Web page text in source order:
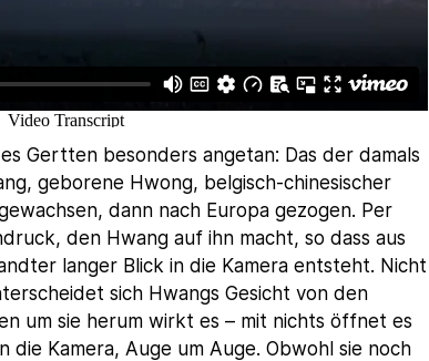
Gertten besonders angetan: Das der damals
geborene Hwong, belgisch-chinesischer
dann nach Europa gezogen. Per
den Hwang auf ihn macht, so dass aus
langer Blick in die Kamera entsteht. Nicht
sich Hwangs Gesicht von den
um sie herum wirkt es – mit nichts öffnet es
die Kamera, Auge um Auge. Obwohl sie noch